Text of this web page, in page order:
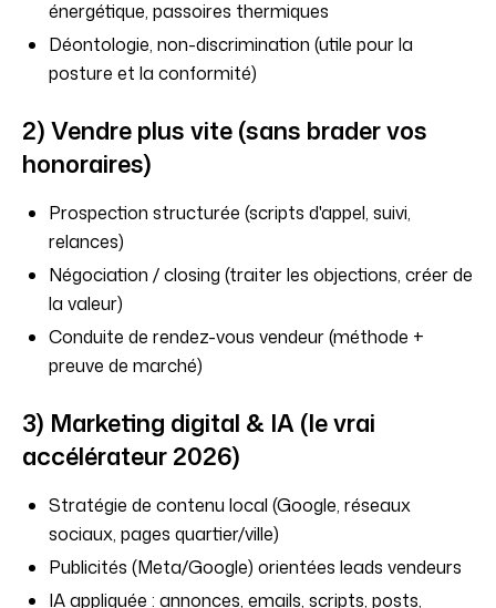
énergétique, passoires thermiques
Déontologie, non-discrimination (utile pour la
posture et la conformité)
2) Vendre plus vite (sans brader vos
honoraires)
Prospection structurée (scripts d'appel, suivi,
relances)
Négociation / closing (traiter les objections, créer de
la valeur)
Conduite de rendez-vous vendeur (méthode +
preuve de marché)
3) Marketing digital & IA (le vrai
accélérateur 2026)
Stratégie de contenu local (Google, réseaux
sociaux, pages quartier/ville)
Publicités (Meta/Google) orientées leads vendeurs
IA appliquée : annonces, emails, scripts, posts,